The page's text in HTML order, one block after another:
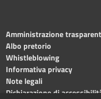
Amministrazione
Albo pretorio
Whistleblowing
Informativa privacy
Note legali
Dichiarazione di